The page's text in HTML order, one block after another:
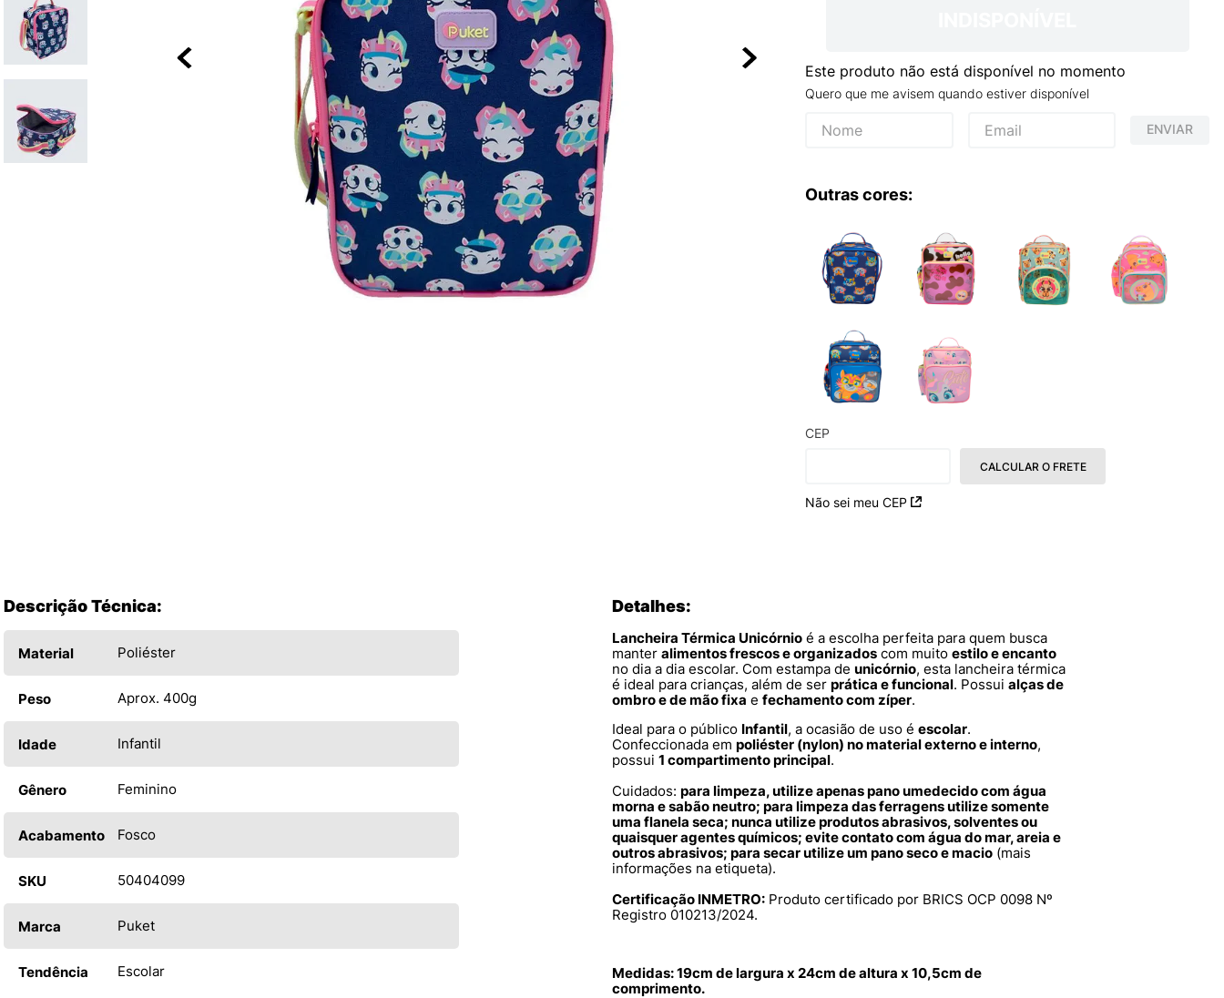
Este produto não está disponível no momento
Quero que me avisem quando estiver disponível
ENVIAR
Outras cores:
CEP
Não sei meu CEP
CALCULAR O FRETE
Descrição Técnica:
Material Poliéster
Peso Aprox. 400g
Idade Infantil
Gênero Feminino
Acabamento Fosco
SKU 50404099
Marca Puket
Tendência Escolar
Detalhes:
Lancheira Térmica Unicórnio é a escolha perfeita para quem busca
manter alimentos frescos e organizados com muito estilo e encanto
no dia a dia escolar. Com estampa de unicórnio, esta lancheira térmica
é ideal para crianças, além de ser prática e funcional. Possui alças de
ombro e de mão fixa e fechamento com zíper.
Ideal para o público Infantil, a ocasião de uso é escolar.
Confeccionada em poliéster (nylon) no material externo e interno,
possui 1 compartimento principal.
Cuidados: para limpeza, utilize apenas pano umedecido com água
morna e sabão neutro; para limpeza das ferragens utilize somente
uma flanela seca; nunca utilize produtos abrasivos, solventes ou
quaisquer agentes químicos; evite contato com água do mar, areia e
outros abrasivos; para secar utilize um pano seco e macio (mais
informações na etiqueta).
Certificação INMETRO: Produto certificado por BRICS OCP 0098 Nº
Registro 010213/2024.
Medidas: 19cm de largura x 24cm de altura x 10,5cm de
comprimento.